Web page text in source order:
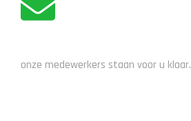
onze medewerkers staan voor u klaar.